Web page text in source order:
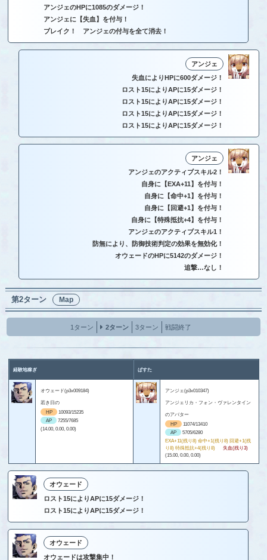
アンジェのHPに1085のダメージ！
アンジェに【失血】を付与！
ブレイク！ アンジェの付与を全て消去！
アンジェ
失血によりHPに600ダメージ！
ロスト15によりAPに15ダメージ！
ロスト15によりAPに15ダメージ！
ロスト15によりAPに15ダメージ！
ロスト15によりAPに15ダメージ！
アンジェ
アンジェのアクティブスキル2！
自身に【EXA+11】を付与！
自身に【命中+1】を付与！
自身に【回避+1】を付与！
自身に【特殊抵抗+4】を付与！
アンジェのアクティブスキル1！
防無により、防御技術判定の効果を無効化！
オウェードのHPに5142のダメージ！
追撃…なし！
第2ターン Map
1ターン 2ターン 3ターン 戦闘終了
経験地稼ぎ ぱすた
オウェード(p3x009184)
若き日の
HP
10093/15235
AP
7255/7685
(14.00, 0.00, 0.00)
アンジェ(p3x010347)
アンジェリカ・フォン・ヴァレンタイン
のアバター
HP
11074/13410
AP
5705/6280
EXA+11(残り8) 命中+1(残り8) 回避+1(残
り8) 特殊抵抗+4(残り8)
失血(残り3)
(15.00, 0.00, 0.00)
オウェード
ロスト15によりAPに15ダメージ！
ロスト15によりAPに15ダメージ！
オウェード
オウェードは攻撃集中！